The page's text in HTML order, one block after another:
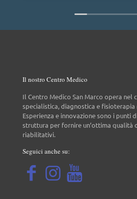
Il nostro Centro Medico
Il Centro Medico San Marco opera nel
specialistica, diagnostica e
Esperienza e innovazione sono i punti
struttura per fornire un’ottima qualità
riabilitativi.
Seguici anche su: